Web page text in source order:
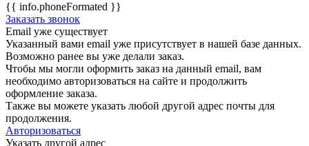
{{ info.phoneFormated }}
Заказать звонок
Email уже существует
Указанный вами email уже присутствует в нашей базе данных.
Возможно ранее вы уже делали заказ.
Чтобы мы могли оформить заказ на данный email, вам
необходимо авторизоваться на сайте и продолжить
оформление заказа.
Также вы можете указать любой другой адрес почты для
продолжения.
Авторизоваться
Указать другой адрес